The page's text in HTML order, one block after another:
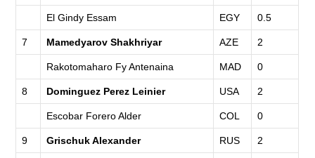
El Gindy Essam EGY 0.5
7 Mamedyarov Shakhriyar AZE 2
Rakotomaharo Fy Antenaina MAD 0
8 Dominguez Perez Leinier USA 2
Escobar Forero Alder COL 0
9 Grischuk Alexander RUS 2